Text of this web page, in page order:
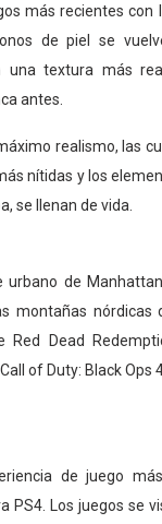
más recientes con
de piel se
una textura más
antes.
realismo, las
nítidas y los
se llenan de vida.
urbano de
montañas nórdicas
Red Dead
of Duty: Black Ops
de juego
PS4. Los juegos se